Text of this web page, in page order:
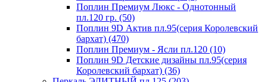
Поплин Премиум Люкс - Однотонный
пл.120 гр. (50)
Поплин 9D Актив пл.95(серия Королевский
бархат) (470)
Поплин Премиум - Ясли пл.120 (10)
Поплин 9D Детские дизайны пл.95(серия
Королевский бархат) (36)